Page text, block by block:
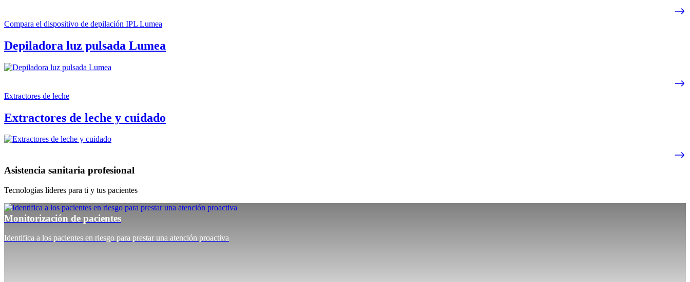
Compara el dispositivo de depilación IPL Lumea
Depiladora luz pulsada Lumea
Extractores de leche
Extractores de leche y cuidado
Asistencia sanitaria profesional
Tecnologías líderes para ti y tus pacientes
Monitorización de pacientes
Identifica a los pacientes en riesgo para prestar una atención proactiva